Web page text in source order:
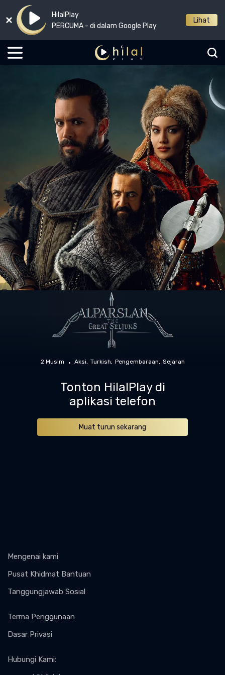
HilalPlay
PERCUMA - di dalam Google Play
Lihat
2 Musim Aksi Turkish Pengembaraan Sejarah
Tonton HilalPlay di
aplikasi telefon
Muat turun sekarang
Mengenai kami
Pusat Khidmat Bantuan
Tanggungjawab Sosial
Terma Penggunaan
Dasar Privasi
Hubungi Kami: